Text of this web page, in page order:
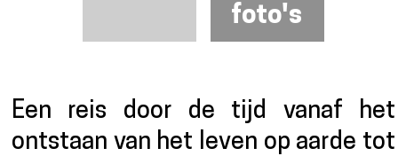
foto's
Presentatie
Een reis door de tijd vanaf het
ontstaan van het leven op aarde tot